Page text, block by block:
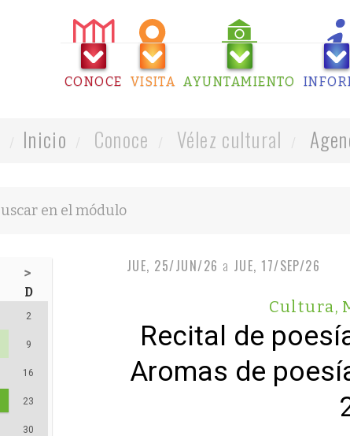
CONOCE VISITA AYUNTAMIENTO
Inicio Conoce Vélez cultural
>
D
2
9
16
23
30
JUE, 25/JUN/26 a JUE, 17/SEP/26
Cultura,
Recital de
Aromas de